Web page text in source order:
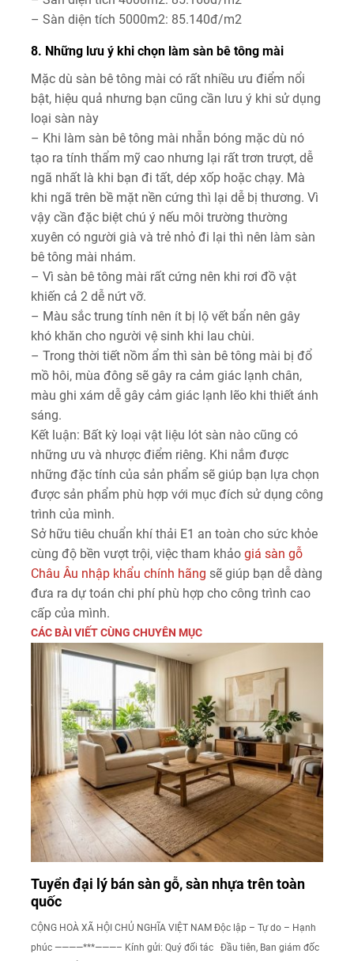
– Sàn diện tích 5000m2: 85.140đ/m2
8. Những lưu ý khi chọn làm sàn bê tông mài
Mặc dù sàn bê tông mài có rất nhiều ưu điểm nổi
bật, hiệu quả nhưng bạn cũng cần lưu ý khi sử dụng
loại sàn này
– Khi làm sàn bê tông mài nhẵn bóng mặc dù nó
tạo ra tính thẩm mỹ cao nhưng lại rất trơn trượt, dễ
ngã nhất là khi bạn đi tất, dép xốp hoặc chạy. Mà
khi ngã trên bề mặt nền cứng thì lại dễ bị thương. Vì
vậy cần đặc biệt chú ý nếu môi trường thường
xuyên có người già và trẻ nhỏ đi lại thì nên làm sàn
bê tông mài nhám.
– Vì sàn bê tông mài rất cứng nên khi rơi đồ vật
khiến cả 2 dễ nứt vỡ.
– Màu sắc trung tính nên ít bị lộ vết bẩn nên gây
khó khăn cho người vệ sinh khi lau chùi.
– Trong thời tiết nồm ẩm thì sàn bê tông mài bị đổ
mồ hôi, mùa đông sẽ gây ra cảm giác lạnh chân,
màu ghi xám dễ gây cảm giác lạnh lẽo khi thiết ánh
sáng.
Kết luận: Bất kỳ loại vật liệu lót sàn nào cũng có
những ưu và nhược điểm riêng. Khi nắm được
những đặc tính của sản phẩm sẽ giúp bạn lựa chọn
được sản phẩm phù hợp với mục đích sử dụng công
trình của mình.
Sở hữu tiêu chuẩn khí thải E1 an toàn cho sức khỏe
cùng độ bền vượt trội, việc tham khảo giá sàn gỗ
Châu Âu nhập khẩu chính hãng sẽ giúp bạn dễ dàng
đưa ra dự toán chi phí phù hợp cho công trình cao
cấp của mình.
CÁC BÀI VIẾT CÙNG CHUYÊN MỤC
Tuyển đại lý bán sàn gỗ, sàn nhựa trên toàn
quốc
CỘNG HOÀ XÃ HỘI CHỦ NGHĨA VIỆT NAM Độc lập – Tự do – Hạnh
phúc ————***———– Kính gửi: Quý đối tác Đầu tiên, Ban giám đốc